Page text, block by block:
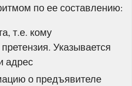
по ее составлению:
т.е. кому
Указывается
адрес
о предъявителе